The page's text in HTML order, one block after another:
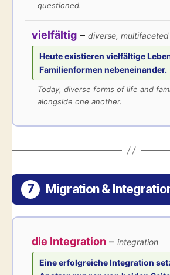
questioned.
vielfältig – diverse, multifaceted
Heute existieren vielfältige
Familienformen nebeneinander.
Today, diverse forms of life and
alongside one another.
7 Migration &
die Integration – integration
Eine erfolgreicheIntegration